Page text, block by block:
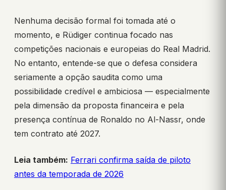
Nenhuma decisão formal foi tomada até o
momento, e Rüdiger continua focado nas
competições nacionais e europeias do Real Madrid.
No entanto, entende-se que o defesa considera
seriamente a opção saudita como uma
possibilidade credível e ambiciosa — especialmente
pela dimensão da proposta financeira e pela
presença contínua de Ronaldo no Al-Nassr, onde
tem contrato até 2027.
Leia também: Ferrari confirma saída de piloto
antes da temporada de 2026